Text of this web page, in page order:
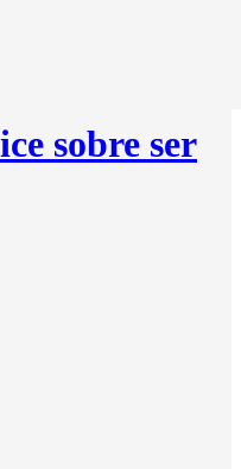
sobre ser